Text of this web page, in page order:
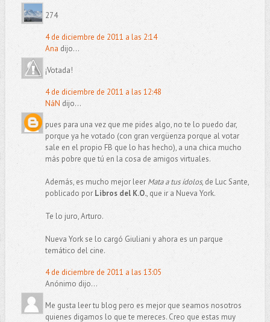
274
4 de diciembre de 2011 a las 2:14
Ana dijo...
¡Votada!
4 de diciembre de 2011 a las 12:48
NáN dijo...
pues para una vez que me pides algo, no te lo puedo dar,
porque ya he votado (con gran vergüenza porque al votar
sale en el propio FB que lo has hecho), a una chica mucho
más pobre que tú en la cosa de amigos virtuales.
Además, es mucho mejor leerMata a tus ídolos, de Luc Sante,
poblicado porLibros del K.O., que ir a Nueva York.
Te lo juro, Arturo.
Nueva York se lo cargó Giuliani y ahora es un parque
temático del cine.
4 de diciembre de 2011 a las 13:05
Anónimo dijo...
Me gusta leer tu blog pero es mejor que seamos nosotros
quienes digamos lo que te mereces. Creo que estas muy